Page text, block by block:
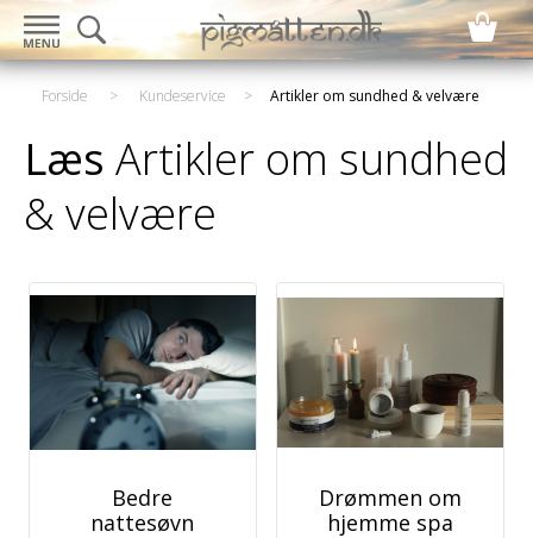
Forside > Kundeservice > Artikler om sundhed & velvære
Læs Artikler om sundhed
& velvære
Bedre
nattesøvn
Drømmen om
hjemme spa